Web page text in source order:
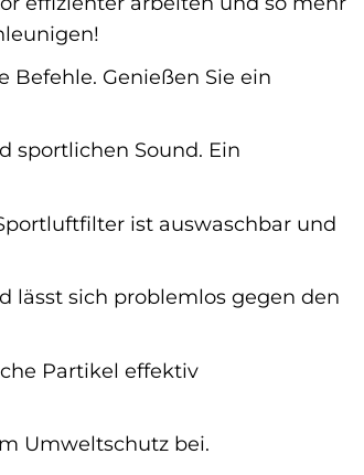
Befehle. Genießen Sie ein
sportlichen Sound. Ein
ist auswaschbar und
lässt sich problemlos gegen den
Partikel effektiv
Umweltschutz bei.